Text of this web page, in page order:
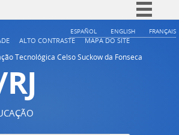
Simplifique!
ESPAÑOL ENGLISH FRANÇAIS
ALTO CONTRASTE
MAPA DO SITE
Tecnológica Celso Suckow da Fonseca